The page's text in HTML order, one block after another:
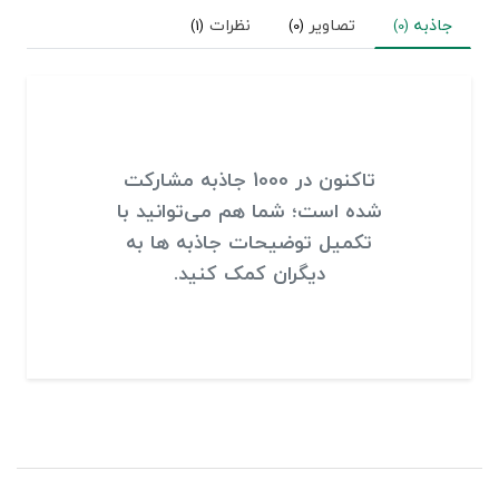
جاذبه (0) تصاویر (0) نظرات (1)
تاکنون در 1000 جاذبه مشارکت
شده است؛ شما هم می‌توانید با
تکمیل توضیحات جاذبه ها به
دیگران کمک کنید.